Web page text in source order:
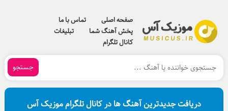
صفحه اصلی
تماس با ما
پخش آهنگ شما
تبلیغات
کانال تلگرام
جستجو
دریافت جدیدترین آهنگ ها در کانال تلگرام موزیک آس